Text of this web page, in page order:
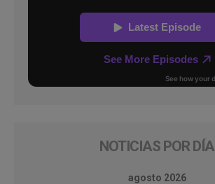
NOTICIAS POR DÍA
agosto 2026